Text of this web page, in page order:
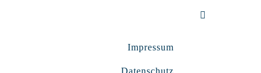
Impressum
Datenschutz